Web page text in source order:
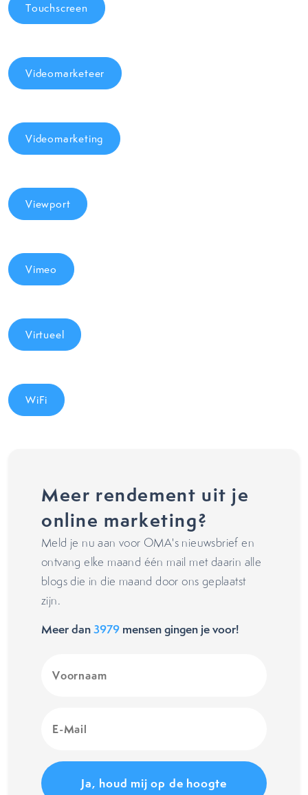
Touchscreen
Videomarketeer
Videomarketing
Viewport
Vimeo
Virtueel
WiFi
Meer rendement uit je
online marketing?
Meld je nu aan voor OMA's nieuwsbrief en
ontvang elke maand één mail met daarin alle
blogs die in die maand door ons geplaatst
zijn.
Meer dan3979 mensen gingen je voor!
(Vereist)
Mail